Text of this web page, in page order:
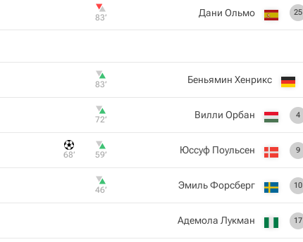
25
Дани Ольмо
83‎’‎
Беньямин Хенрикс
83‎’‎
4
Вилли Орбан
72‎’‎
9
Юссуф Поульсен
59‎’‎
68‎’‎
10
Эмиль Форсберг
46‎’‎
17
Адемола Лукман